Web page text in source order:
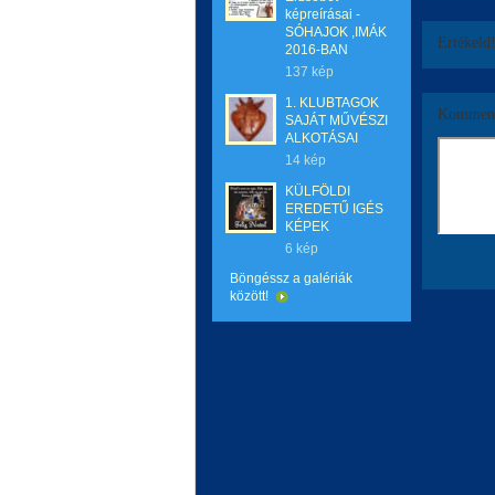
képreírásai -
SÓHAJOK ,IMÁK
2016-BAN
137 kép
1. KLUBTAGOK
SAJÁT MŰVÉSZI
ALKOTÁSAI
14 kép
KÜLFÖLDI
EREDETŰ IGÉS
KÉPEK
6 kép
Böngéssz a galériák
között!
Értékeld!